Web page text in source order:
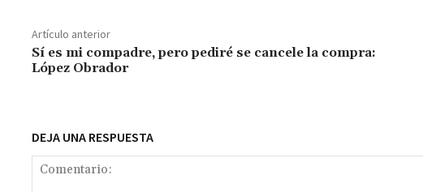
o
o
k
sA
p
p
ge m Li ar
Artículo anterior
Sí es mi compadre, pero pediré se cancele la compra:
López Obrador
DEJA UNA RESPUESTA